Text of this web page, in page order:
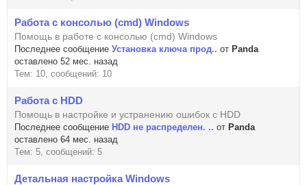
Работа с консолью (cmd) Windows
Помощь в работе с консолью (cmd) Windows
Последнее сообщение Установка ключа прод.. от Panda
оставлено 52 мес. назад
Тем: 10, сообщений: 10
Работа с HDD
Помощь в настройке и устранению ошибок с HDD
Последнее сообщение HDD не распределен. .. от Panda
оставлено 64 мес. назад
Тем: 5, сообщений: 5
Детальная настройка Windows